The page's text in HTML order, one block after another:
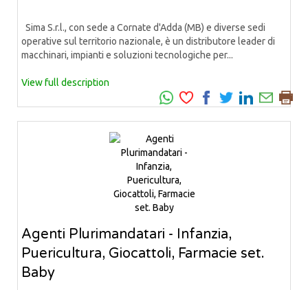
Sima S.r.l., con sede a Cornate d'Adda (MB) e diverse sedi
operative sul territorio nazionale, è un distributore leader di
macchinari, impianti e soluzioni tecnologiche per...
View full description
Agenti Plurimandatari - Infanzia,
Puericultura, Giocattoli, Farmacie set.
Baby